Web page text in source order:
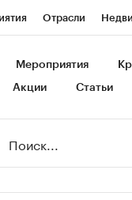
Отрасли
Газета
Мероприятия
Акции Статьи